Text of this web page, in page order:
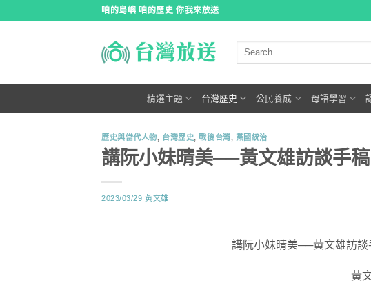
咱的島嶼 咱的歷史 你我來放送
精選主題 台灣歷史 公民養成 母語學習
歷史與當代人物, 台灣歷史,戰後台灣, 黨國統治
講阮小妹晴美──黃文雄訪談手稿
2023/03/29 黃文雄
講阮小妹晴美──黃文雄訪談
黃